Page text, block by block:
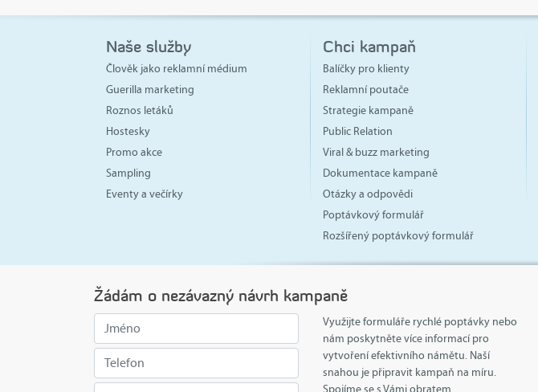
Naše služby
Člověk jako reklamní médium
Guerilla marketing
Roznos letáků
Hostesky
Promo akce
Sampling
Eventy a večírky
Chci kampaň
Balíčky pro klienty
Reklamní poutače
Strategie kampaně
Public Relation
Viral & buzz marketing
Dokumentace kampaně
Otázky a odpovědi
Poptávkový formulář
Rozšířený poptávkový formulář
Žádám o nezávazný návrh kampaně
Využijte formuláře rychlé poptávky nebo
nám poskytněte více informací pro
vytvoření efektivního námětu. Naší
snahou je připravit kampaň na míru.